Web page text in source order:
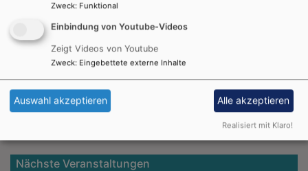
Im Namen des Teams
Petra Lorenz, Diakonin Tobias, Pfarrerin Koschnitzke
Evangelische-Termine Teaser
Nächste Veranstaltungen
Zweck: Funktional
Einbindung von Youtube-Videos
Zeigt Videos von Youtube
Zweck: Eingebettete externe Inhalte
Auswahl akzeptieren Alle akzeptieren
Realisiert mit Klaro!